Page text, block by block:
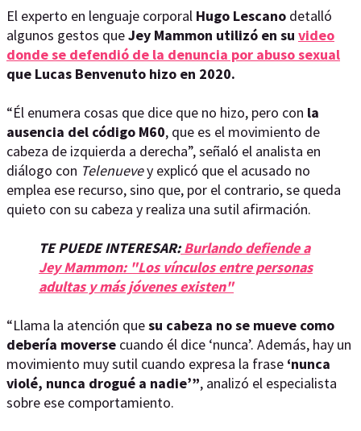
El experto en lenguaje corporal Hugo Lescano detalló
algunos gestos queJey Mammon utilizó en su video
donde se defendió de la denuncia por abuso sexual
que Lucas Benvenuto hizo en 2020.
“Él enumera cosas que dice que no hizo, pero con la
ausencia del código M60, que es el movimiento de
cabeza de izquierda a derecha”, señaló el analista en
diálogo con Telenuevey explicó que el acusado no
emplea ese recurso, sino que, por el contrario, se queda
quieto con su cabeza y realiza una sutil afirmación.
TE PUEDE INTERESAR:Burlando defiende a
Jey Mammon: "Los vínculos entre personas
adultas y más jóvenes existen"
“Llama la atención quesu cabeza no se mueve como
debería moverse cuando él dice ‘nunca’. Además, hay un
movimiento muy sutil cuando expresa la frase ‘nunca
violé, nunca drogué a nadie’”, analizó el especialista
sobre ese comportamiento.